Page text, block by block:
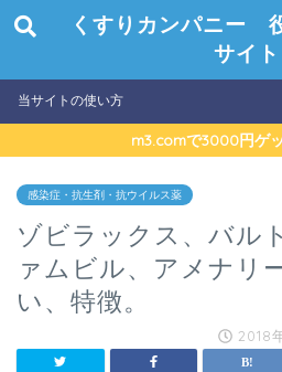
くすりカンパニー
サイト
当サイトの使い方
m3.comで3000円ゲ
感染症・抗生剤・抗ウイルス薬
ゾビラックス、バル
ァムビル、アメナリ
い、特徴。
2018